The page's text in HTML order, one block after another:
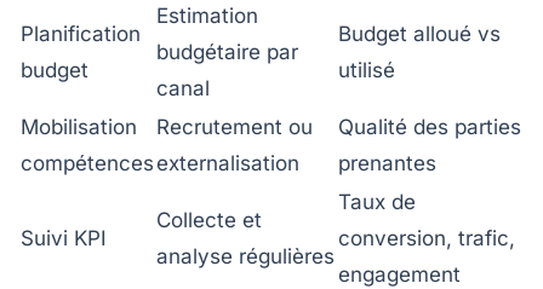
Planification
budget
Estimation
budgétaire par
canal
Budget alloué vs
utilisé
Mobilisation
compétences
Recrutement ou
externalisation
Qualité des parties
prenantes
Suivi KPI
Collecte et
analyse régulières
Taux de
conversion, trafic,
engagement